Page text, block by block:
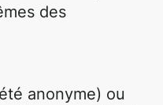
des
anonyme) ou